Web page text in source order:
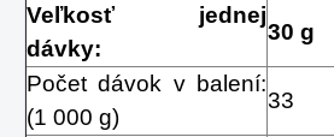
Veľkosť jednej
dávky:
30 g
Počet dávok v balení:
(1 000 g)
33